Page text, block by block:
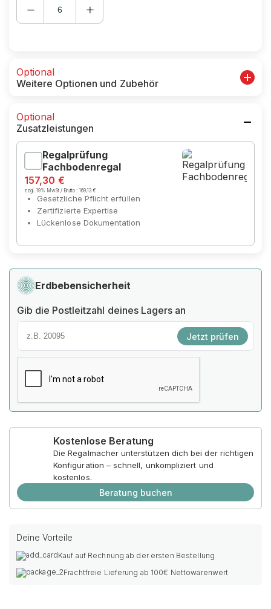
Optional
Weitere Optionen und Zubehör
Optional
Zusatzleistungen
Regalprüfung
Fachbodenregal
157,30 €
zzgl. 19% MwSt / Brutto :169,13 €
Gesetzliche Pflicht erfüllen
Zertifizierte Expertise
Lückenlose Dokumentation
Erdbebensicherheit
Gib die Postleitzahl deines Lagers an
Jetzt prüfen
Kostenlose Beratung
Die Regalmacher unterstützen dich bei der richtigen
Konfiguration – schnell, unkompliziert und
kostenlos.
Beratung buchen
Deine Vorteile
Kauf auf Rechnung ab der ersten Bestellung
Frachtfreie Lieferung ab 100€ Nettowarenwert